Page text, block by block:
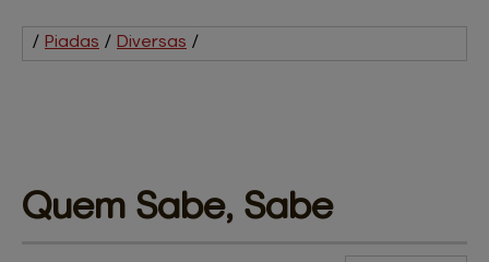
/ Piadas / Diversas /
Quem Sabe, Sabe